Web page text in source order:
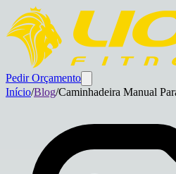
Pedir Orçamento
Início/Blog/Caminhadeira Manual